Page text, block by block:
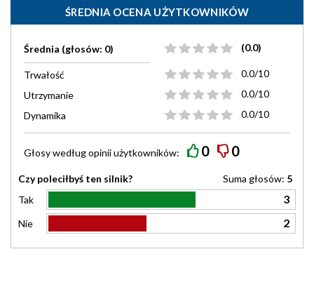
ŚREDNIA OCENA UŻYTKOWNIKÓW
Średnia (głosów: 0) (0.0)
Trwałość
0.0/10
Utrzymanie
0.0/10
Dynamika
0.0/10
Głosy wedługopiniiużytkowników: 0 0
Czy poleciłbyś ten silnik? Suma głosów: 5
Tak
3
Nie 2